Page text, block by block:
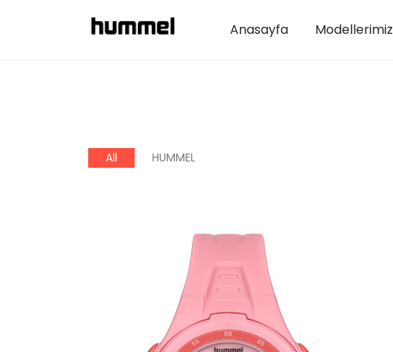
Anasayfa Modellerimiz
All HUMMEL